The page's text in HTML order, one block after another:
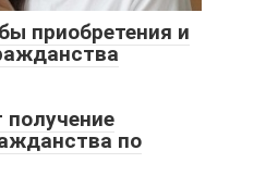
приобретения и
получение
по